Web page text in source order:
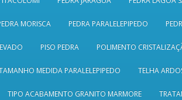
MORISCA PEDRA PARALELEPIPEDO
PISO PEDRA POLIMENTO
MEDIDA PARALELEPIPEDO TELHA
TIPO ACABAMENTO GRANITO MARMORE